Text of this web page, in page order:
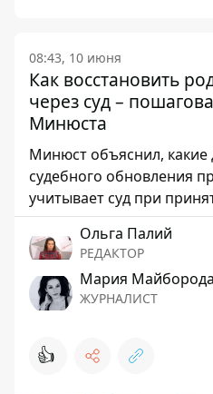
08:43, 10 июня
Как восстановить
через суд –
Минюста
Минюст объяснил,
судебного обновления
учитывает суд при
Ольга Палий
РЕДАКТОР
Мария Майборода
ЖУРНАЛИСТ
👍